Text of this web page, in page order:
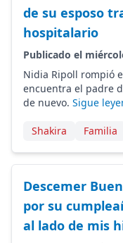
de su esposo
hospitalario
Publicado el
Nidia Ripoll rompió
encuentra el padre
de nuevo. Sigue
Shakira Familia
Descemer
por su
al lado de mis